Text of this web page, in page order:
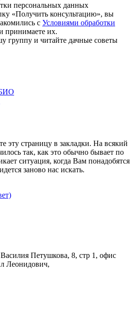
персональных данных
«Получить консультацию», вы
с Условиями обработки
принимаете их.
группу и читайте дачные советы
эту страницу в закладки. На всякий
так, как это обычно бывает по
ситуация, когда Вам понадобятся
заново нас искать.
Петушкова, 8, стр 1, офис
Леонидович,